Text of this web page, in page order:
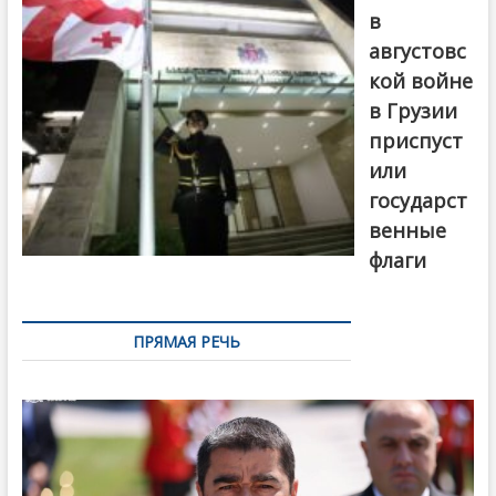
в
августовс
кой войне
в Грузии
приспуст
или
государст
венные
флаги
ПРЯМАЯ РЕЧЬ